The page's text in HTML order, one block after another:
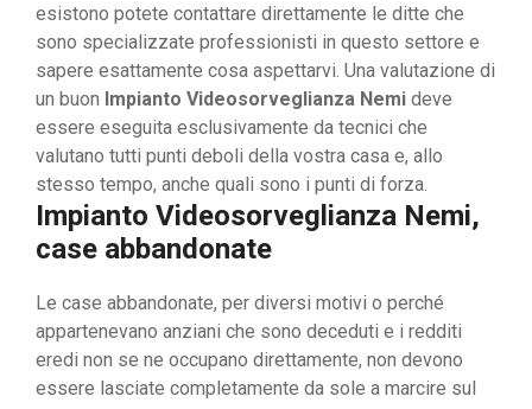
esistono potete contattare direttamente le ditte che
sono specializzate professionisti in questo settore e
sapere esattamente cosa aspettarvi. Una valutazione di
un buon Impianto Videosorveglianza Nemi deve
essere eseguita esclusivamente da tecnici che
valutano tutti punti deboli della vostra casa e, allo
stesso tempo, anche quali sono i punti di forza.
Impianto Videosorveglianza Nemi,
case abbandonate
Le case abbandonate, per diversi motivi o perché
appartenevano anziani che sono deceduti e i redditi
eredi non se ne occupano direttamente, non devono
essere lasciate completamente da sole a marcire sul